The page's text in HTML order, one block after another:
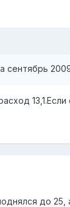
сентябрь
до